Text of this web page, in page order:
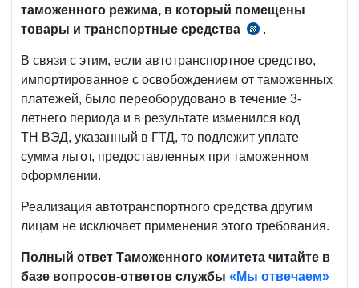
таможенного режима, в который помещены
товары и транспортные средства
ст.
ТамК
.
В связи с этим, если автотранспортное средство,
импортированное с освобождением от таможенных
платежей, было переоборудовано в течение 3-
летнего периода и в результате изменился код
ТН ВЭД, указанный в ГТД, то подлежит уплате
сумма льгот, предоставленных при таможенном
оформлении.
Реализация автотранспортного средства другим
лицам не исключает применения этого требования.
Полный ответ Таможенного комитета читайте в
базе вопросов-ответов службы «Мы отвечаем»